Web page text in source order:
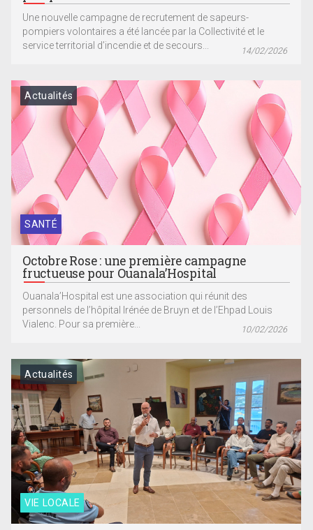
Une nouvelle campagne de recrutement de sapeurs-
pompiers volontaires a été lancée par la Collectivité et le
service territorial d’incendie et de secours...
14/02/2026
SANTÉ
Actualités
Octobre Rose : une première campagne
fructueuse pour Ouanala’Hospital
Ouanala’Hospital est une association qui réunit des
personnels de l’hôpital Irénée de Bruyn et de l’Ehpad Louis
Vialenc. Pour sa première...
10/02/2026
VIE LOCALE
Actualités